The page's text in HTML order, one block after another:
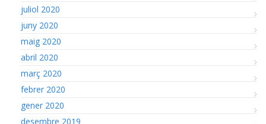
juliol 2020
juny 2020
maig 2020
abril 2020
març 2020
febrer 2020
gener 2020
desembre 2019